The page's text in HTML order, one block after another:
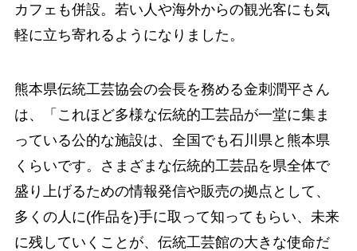
カフェも併設。若い人や海外からの観光客にも気
軽に立ち寄れるようになりました。
熊本県伝統工芸協会の会長を務める金刺潤平さん
は、「これほど多様な伝統的工芸品が一堂に集ま
っている公的な施設は、全国でも石川県と熊本県
くらいです。さまざまな伝統的工芸品を県全体で
盛り上げるための情報発信や販売の拠点として、
多くの人に(作品を)手に取って知ってもらい、未来
に残していくことが、伝統工芸館の大きな使命だ